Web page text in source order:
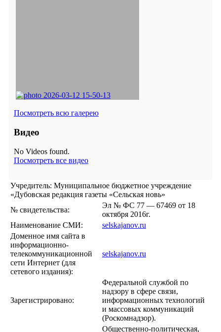
Посмотреть всю галерею
Видео
No Videos found.
Посмотреть все видео
Учредитель: Муниципальное бюджетное учреждение
«Дубовская редакция газеты «Сельская новь»
№ свидетельства:
Эл № ФС 77 — 67469 от 18
октября 2016г.
Наименование СМИ:
selskajanov.ru
Доменное имя сайта в
информационно-
телекоммуникационной
сети Интернет (для
сетевого издания):
selskajanov.ru
Зарегистрировано:
Федеральной службой по
надзору в сфере связи,
информационных технологий
и массовых коммуникаций
(Роскомнадзор).
Общественно-политическая,